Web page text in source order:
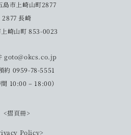
島市上崎山町2877
2877 長崎
上崎山町 853-0023
goto@okcs.co.jp
約 0959-78-5551
間 10:00 – 18:00）
<摺頁冊>
Policy>